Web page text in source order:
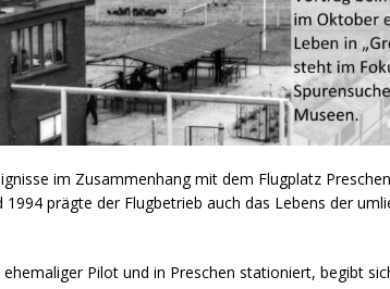
im Zusammenhang mit dem Flugplatz
1994 prägte der Flugbetrieb auch das Lebens der
ehemaliger Pilot und in Preschen stationiert, begibt